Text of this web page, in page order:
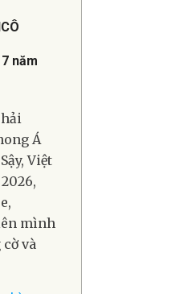
năm
Á
Việt
mình